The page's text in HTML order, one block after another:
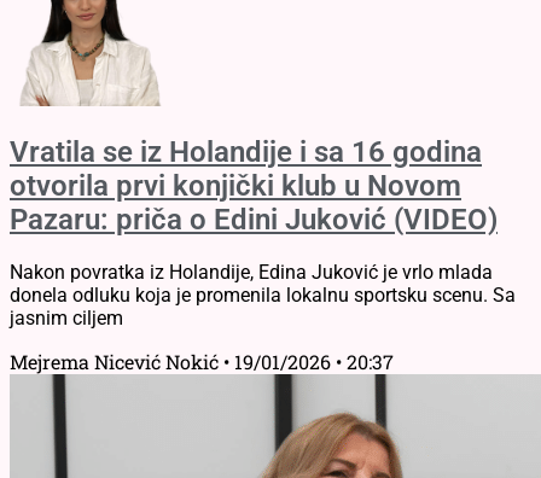
Vratila se iz Holandije i sa 16 godina
otvorila prvi konjički klub u Novom
Pazaru: priča o Edini Juković (VIDEO)
Nakon povratka iz Holandije, Edina Juković je vrlo mlada
donela odluku koja je promenila lokalnu sportsku scenu. Sa
jasnim ciljem
Mejrema Nicević Nokić 19/01/2026 20:37